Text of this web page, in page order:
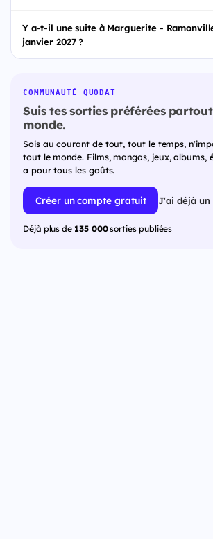
Y a-t-il une suite à Marguerite -
janvier 2027 ?
COMMUNAUTÉ QUODAT
Suis tes sorties préférées
monde.
Sois au courant de tout, tout le temps,
tout le monde. Films, mangas, jeux, albums,
a pour tous les goûts.
Créer un compte gratuit J'ai déjà un
Déjà plus de 135 000sorties publiées